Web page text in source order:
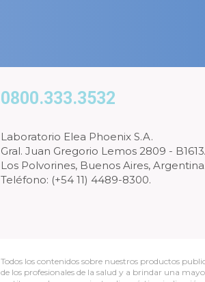
0800.333.3532
Laboratorio Elea Phoenix S.A.
Gral. Juan Gregorio Lemos 2809 -
Los Polvorines, Buenos Aires, Argentina.
Teléfono: (+54 11) 4489-8300.
Todos los contenidos sobre nuestros productos
de los profesionales de la salud y a brindar una